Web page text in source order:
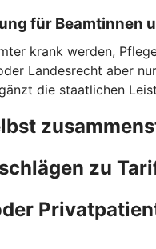
für Beamtinnen
krank werden,
Landesrecht aber
die staatlichen
zu